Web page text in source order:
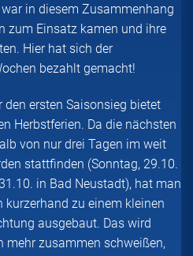
in diesem Zusammenhang
zum Einsatz kamen und ihre
Hier hat sich der
bezahlt gemacht!
ersten Saisonsieg bietet
Herbstferien. Da die nächsten
von nur drei Tagen im weit
stattfinden (Sonntag, 29.10.
in Bad Neustadt), hat man
zu einem kleinen
ausgebaut. Das wird
mehr zusammen schweißen,